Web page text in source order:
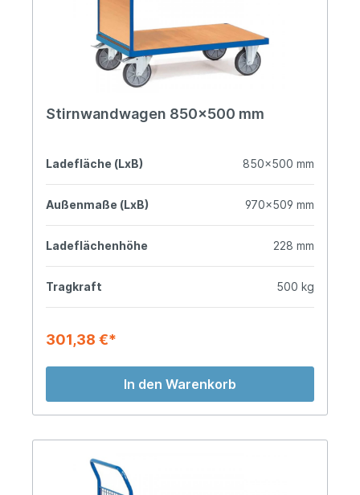
Stirnwandwagen 850x500 mm
Ladefläche (LxB) 850x500 mm
Außenmaße (LxB) 970x509 mm
Ladeflächenhöhe 228 mm
Tragkraft 500 kg
301,38 €*
In den Warenkorb